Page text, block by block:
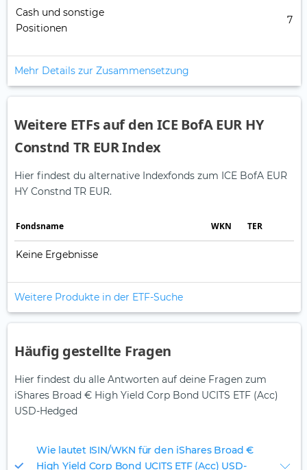
Cash und sonstige
Positionen
7
Mehr Details zur Zusammensetzung
Weitere ETFs auf den ICE BofA EUR HY
Constnd TR EUR Index
Hier findest du alternative Indexfonds zum ICE BofA EUR
HY Constnd TR EUR.
Fonds­name WKN TER
Keine Ergebnisse
Weitere Produkte in der ETF-Suche
Häufig gestellte Fragen
Hier findest du alle Antworten auf deine Fragen zum
iShares Broad € High Yield Corp Bond UCITS ETF (Acc)
USD-Hedged
Wie lautet ISIN/WKN für den iShares Broad €
High Yield Corp Bond UCITS ETF (Acc) USD-